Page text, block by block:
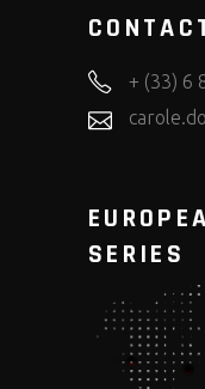
+ (33) 6
SERIES